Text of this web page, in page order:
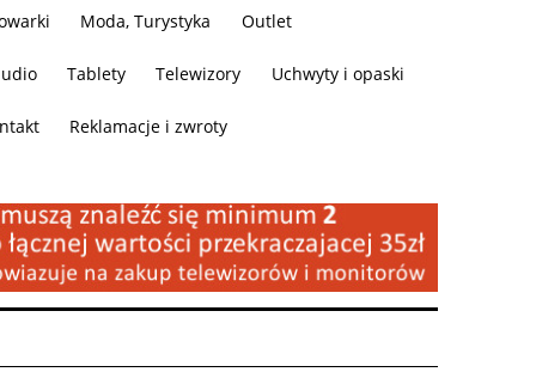
Moda, Turystyka Outlet
Tablety Telewizory Uchwyty i opaski
Reklamacje i zwroty